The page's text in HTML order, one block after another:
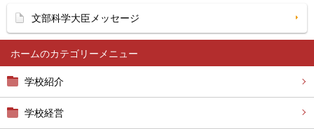
ホーム
学校紹介
学校経営
文部科学大臣メッセージ